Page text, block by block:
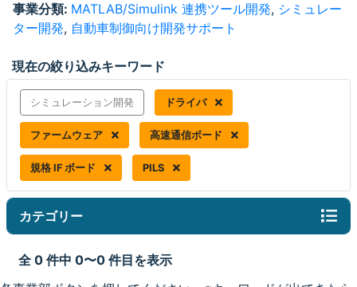
事業分類: MATLAB/Simulink 連携ツール開発, シミュレー
ター開発, 自動車制御向け開発サポート
現在の絞り込みキーワード
シミュレーション開発 ドライバ
ファームウェア 高速通信ボード
規格 IF ボード PILS
カテゴリー
全 0 件中 0〜0 件目を表示